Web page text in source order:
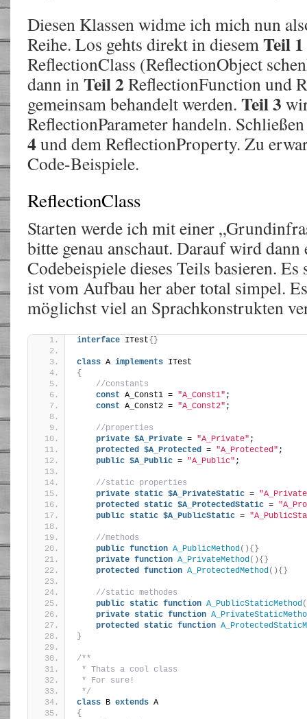
Diesen Klassen widme ich mich nun
Reihe. Los gehts direkt in diesemTeil 1
ReflectionClass (ReflectionObject
dann inTeil 2 ReflectionFunction und
gemeinsam behandelt werden. Teil 3
ReflectionParameter handeln.
4 und dem ReflectionProperty. Zu
Code-Beispiele.
ReflectionClass
Starten werde ich mit einer
bitte genau anschaut. Darauf wird
Codebeispiele dieses Teils basieren.
ist vom Aufbau her aber total simpel.
möglichst viel an Sprachkonstrukten
interface ITest{}
class A implements ITest
{
//constants
const A_Const1 = "A_Const1" ;
const A_Const2 = "A_Const2" ;
//properties
private $A_Private = "A_Private" ;
protected $A_Protected = "A_Protected" ;
public $A_Public = "A_Public" ;
//static properties
private static $A_PrivateStatic =
protected static $A_ProtectedStatic =
public static $A_PublicStatic =
//methods
public function A_PublicMethod(){}
private function A_PrivateMethod(){}
protected function A_ProtectedMethod(){}
//static methodes
public static function A_PublicStaticMethod
private static function
protected static function
}
/**
* Thats a cool class
* For sure!
*/
class B extends A
{